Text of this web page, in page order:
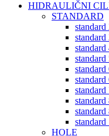
HIDRAULIČNI
STANDARD
HOLE